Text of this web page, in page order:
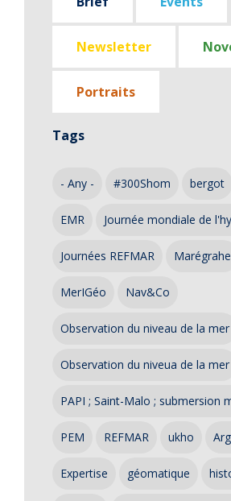
Newsletter
Portraits
Tags
- Any - #300Shom bergot
EMR Journée mondiale de
Journées REFMAR Marégrahe
MerIGéo Nav&Co
Observation du niveau de la mer
Observation du niveua de la mer
PAPI ; Saint-Malo ; submersion
PEM REFMAR ukho
Expertise géomatique